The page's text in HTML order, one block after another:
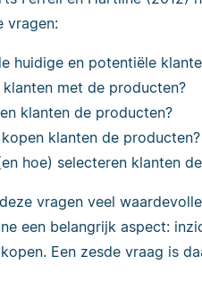
vragen:
huidige en potentiële
klanten met de producten?
klanten de producten?
kopen klanten de producten?
hoe) selecteren klanten
vragen veel
een belangrijk aspect:
Een zesde vraag is